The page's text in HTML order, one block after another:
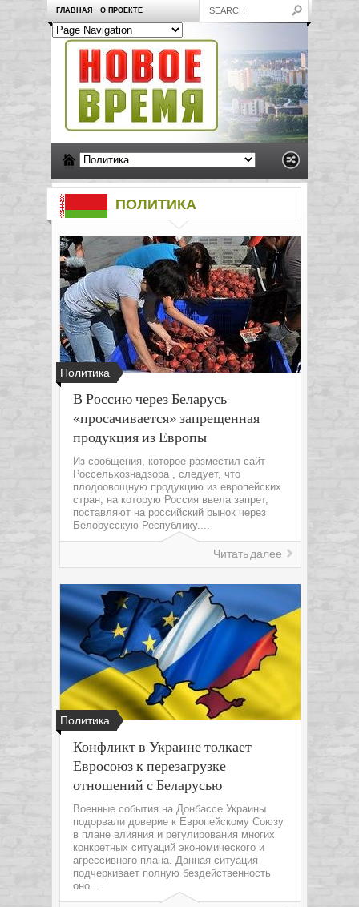
ГЛАВНАЯ О ПРОЕКТЕ
ПОЛИТИКА
Политика
В Россию через Беларусь
«просачивается» запрещенная
продукция из Европы
Из сообщения, которое разместил сайт
Россельхознадзора , следует, что
плодоовощную продукцию из европейских
стран, на которую Россия ввела запрет,
поставляют на российский рынок через
Белорусскую Республику....
Читать далее
Политика
Конфликт в Украине толкает
Евросоюз к перезагрузке
отношений с Беларусью
Военные события на Донбассе Украины
подорвали доверие к Европейскому Союзу
в плане влияния и регулирования многих
конкретных ситуаций экономического и
агрессивного плана. Данная ситуация
подчеркивает полную бездейственность
оно...